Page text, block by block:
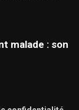
malade : son